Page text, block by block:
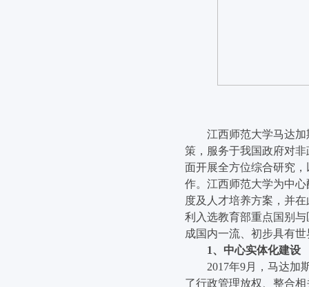
江西师范大学马达
策，服务于我国政府对
面开展全方位综合研究
作。江西师范大学为中
度及人才培养方案，并
利入选教育部重点国别
成国内一流、初步具有
1、中心实体化建设
2017年9月，马达加
了行政管理放权、整合